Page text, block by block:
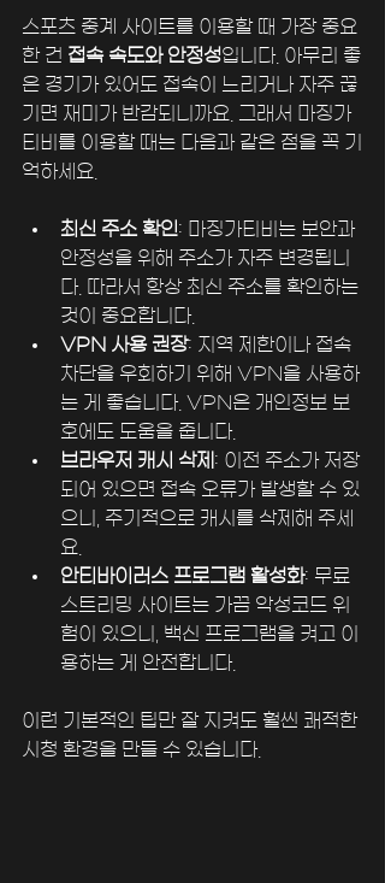
스포츠 중계 사이트를 이용할 때 가장 중요
한 건 접속 속도와 안정성입니다. 아무리 좋
은 경기가 있어도 접속이 느리거나 자주 끊
기면 재미가 반감되니까요. 그래서 마징가
티비를 이용할 때는 다음과 같은 점을 꼭 기
억하세요.
최신 주소 확인: 마징가티비는 보안과
안정성을 위해 주소가 자주 변경됩니
다. 따라서 항상 최신 주소를 확인하는
것이 중요합니다.
VPN 사용 권장: 지역 제한이나 접속
차단을 우회하기 위해 VPN을 사용하
는 게 좋습니다. VPN은 개인정보 보
호에도 도움을 줍니다.
브라우저 캐시 삭제 : 이전 주소가 저장
되어 있으면 접속 오류가 발생할 수 있
으니, 주기적으로 캐시를 삭제해 주세
요.
안티바이러스 프로그램 활성화: 무료
스트리밍 사이트는 가끔 악성코드 위
험이 있으니, 백신 프로그램을 켜고 이
용하는 게 안전합니다.
이런 기본적인 팁만 잘 지켜도 훨씬 쾌적한
시청 환경을 만들 수 있습니다.